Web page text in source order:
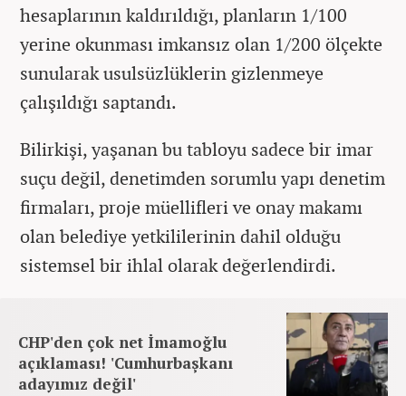
hesaplarının kaldırıldığı, planların 1/100
yerine okunması imkansız olan 1/200 ölçekte
sunularak usulsüzlüklerin gizlenmeye
çalışıldığı saptandı.
Bilirkişi, yaşanan bu tabloyu sadece bir imar
suçu değil, denetimden sorumlu yapı denetim
firmaları, proje müellifleri ve onay makamı
olan belediye yetkililerinin dahil olduğu
sistemsel bir ihlal olarak değerlendirdi.
CHP'den çok net İmamoğlu
açıklaması! 'Cumhurbaşkanı
adayımız değil'